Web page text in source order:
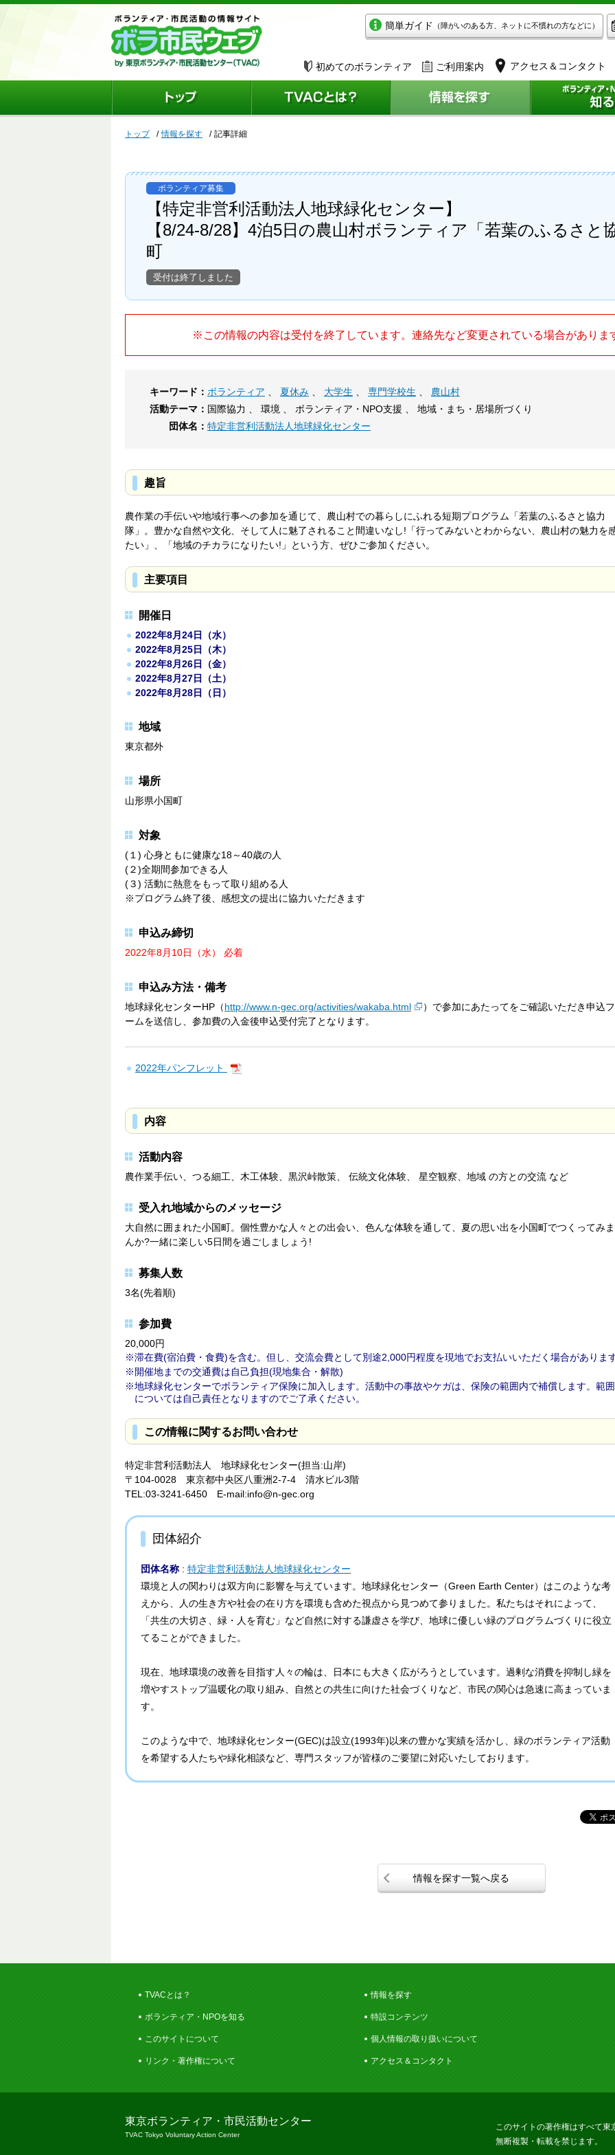
簡単ガイド （障がいのある方、ネットに不慣れの方などに）
初めてのボランティア ご利用案内 アクセス＆コンタクト
トップ 情報を探す 記事詳細
ボランティア募集
【特定非営利活動法人地球緑化センター】
【8/24-8/28】4泊5日の農山村ボランティア「若葉のふるさと
町
受付は終了しました
※この情報の内容は受付を終了しています。連絡先など変更されている場合がありま
キーワード： ボランティア 夏休み 大学生 専門学校生
農山村
活動テーマ： 国際協力 、 環境 、 ボランティア・NPO支援 、 地域・まち・居場所づくり
団体名： 特定非営利活動法人地球緑化センター
趣旨
農作業の手伝いや地域行事への参加を通じて、農山村での暮らしにふれる短期プログラム「若葉のふるさと協力
隊」。豊かな自然や文化、そして人に魅了されること間違いなし!「行ってみないとわからない、農山村の魅力を
たい」、「地域のチカラになりたい!」という方、ぜひご参加ください。
主要項目
開催日
2022年8月24日（水）
2022年8月25日（木）
2022年8月26日（金）
2022年8月27日（土）
2022年8月28日（日）
地域
東京都外
場所
山形県小国町
対象
(１) 心身ともに健康な18～40歳の人
(２)全期間参加できる人
(３) 活動に熱意をもって取り組める人
※プログラム終了後、感想文の提出に協力いただきます
申込み締切
2022年8月10日（水） 必着
申込み方法・備考
地球緑化センターHP（http://www.n-gec.org/activities/wakaba.html
）で参加にあたってをご確認いただき申込
ームを送信し、参加費の入金後申込受付完了となります。
2022年パンフレット
内容
活動内容
農作業手伝い、つる細工、木工体験、黒沢峠散策、 伝統文化体験、 星空観察、地域 の方との交流 など
受入れ地域からのメッセージ
大自然に囲まれた小国町。個性豊かな人々との出会い、色んな体験を通して、夏の思い出を小国町でつくってみ
んか?一緒に楽しい5日間を過ごしましょう!
募集人数
3名(先着順)
参加費
20,000円
滞在費(宿泊費・食費)を含む。但し、交流会費として別途2,000円程度を現地でお支払いいただく場合がありま
開催地までの交通費は自己負担(現地集合・解散)
地球緑化センターでボランティア保険に加入します。活動中の事故やケガは、保険の範囲内で補償します。範
については自己責任となりますのでご了承ください。
この情報に関するお問い合わせ
特定非営利活動法人 地球緑化センター(担当:山岸)
〒104-0028 東京都中央区八重洲2-7-4 清水ビル3階
TEL:03-3241-6450 E-mail:info@n-gec.org
団体紹介
団体名称 : 特定非営利活動法人地球緑化センター
環境と人の関わりは双方向に影響を与えています。地球緑化センター（Green Earth Center）はこのような考
えから、人の生き方や社会の在り方を環境も含めた視点から見つめて参りました。私たちはそれによって、
「共生の大切さ、緑・人を育む」など自然に対する謙虚さを学び、地球に優しい緑のプログラムづくりに役立
てることができました。
現在、地球環境の改善を目指す人々の輪は、日本にも大きく広がろうとしています。過剰な消費を抑制し緑を
増やすストップ温暖化の取り組み、自然との共生に向けた社会づくりなど、市民の関心は急速に高まっていま
す。
このような中で、地球緑化センター(GEC)は設立(1993年)以来の豊かな実績を活かし、緑のボランティア活動
を希望する人たちや緑化相談など、専門スタッフが皆様のご要望に対応いたしております。
情報を探す一覧へ戻る
TVACとは？ 情報を探す
ボランティア・NPOを知る 特設コンテンツ
このサイトについて 個人情報の取り扱いについて
リンク・著作権について アクセス＆コンタクト
東京ボランティア・市民活動センター
TVAC Tokyo Voluntary Action Center
このサイトの著作権はすべて
無断複製・転載を禁じます。